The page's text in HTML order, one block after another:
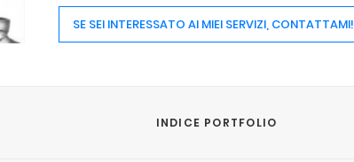
SE SEI INTERESSATO AI MIEI SERVIZI, CONTATTAMI!
INDICE PORTFOLIO